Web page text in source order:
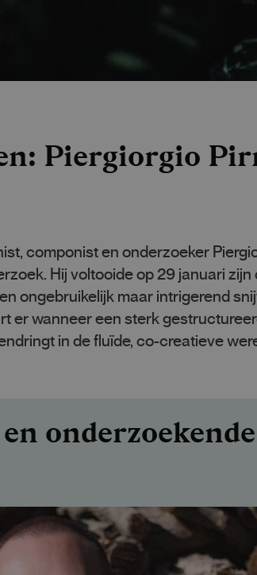
Piergiorgio
componist en onderzoeker
Hij voltooide op 29 januari
ongebruikelijk maar intrigerend
er wanneer een sterk
in de fluïde, co-creatieve